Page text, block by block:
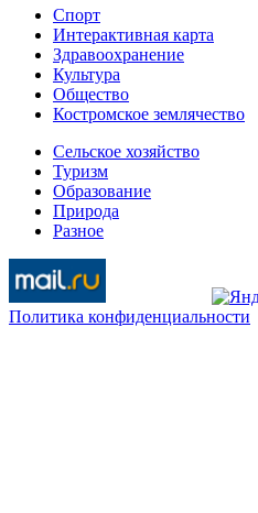
Спорт
Интерактивная карта
Здравоохранение
Культура
Общество
Костромское землячество
Сельское хозяйство
Туризм
Образование
Природа
Разное
Политика конфиденциальности